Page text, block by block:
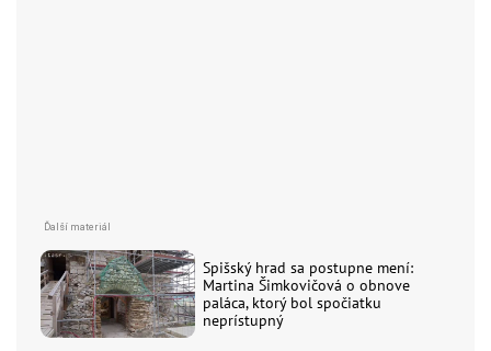
Spišský hrad sa postupne mení:
Martina Šimkovičová o obnove
paláca, ktorý bol spočiatku
neprístupný